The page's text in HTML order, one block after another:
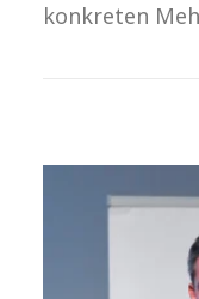
konkreten